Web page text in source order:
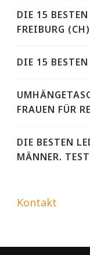
DIE 15
FREIBURG (CH)
DIE 15
FRAUEN FÜR
DIE BESTEN
MÄNNER.
Kontakt